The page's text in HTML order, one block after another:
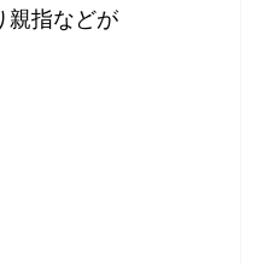
親指などが